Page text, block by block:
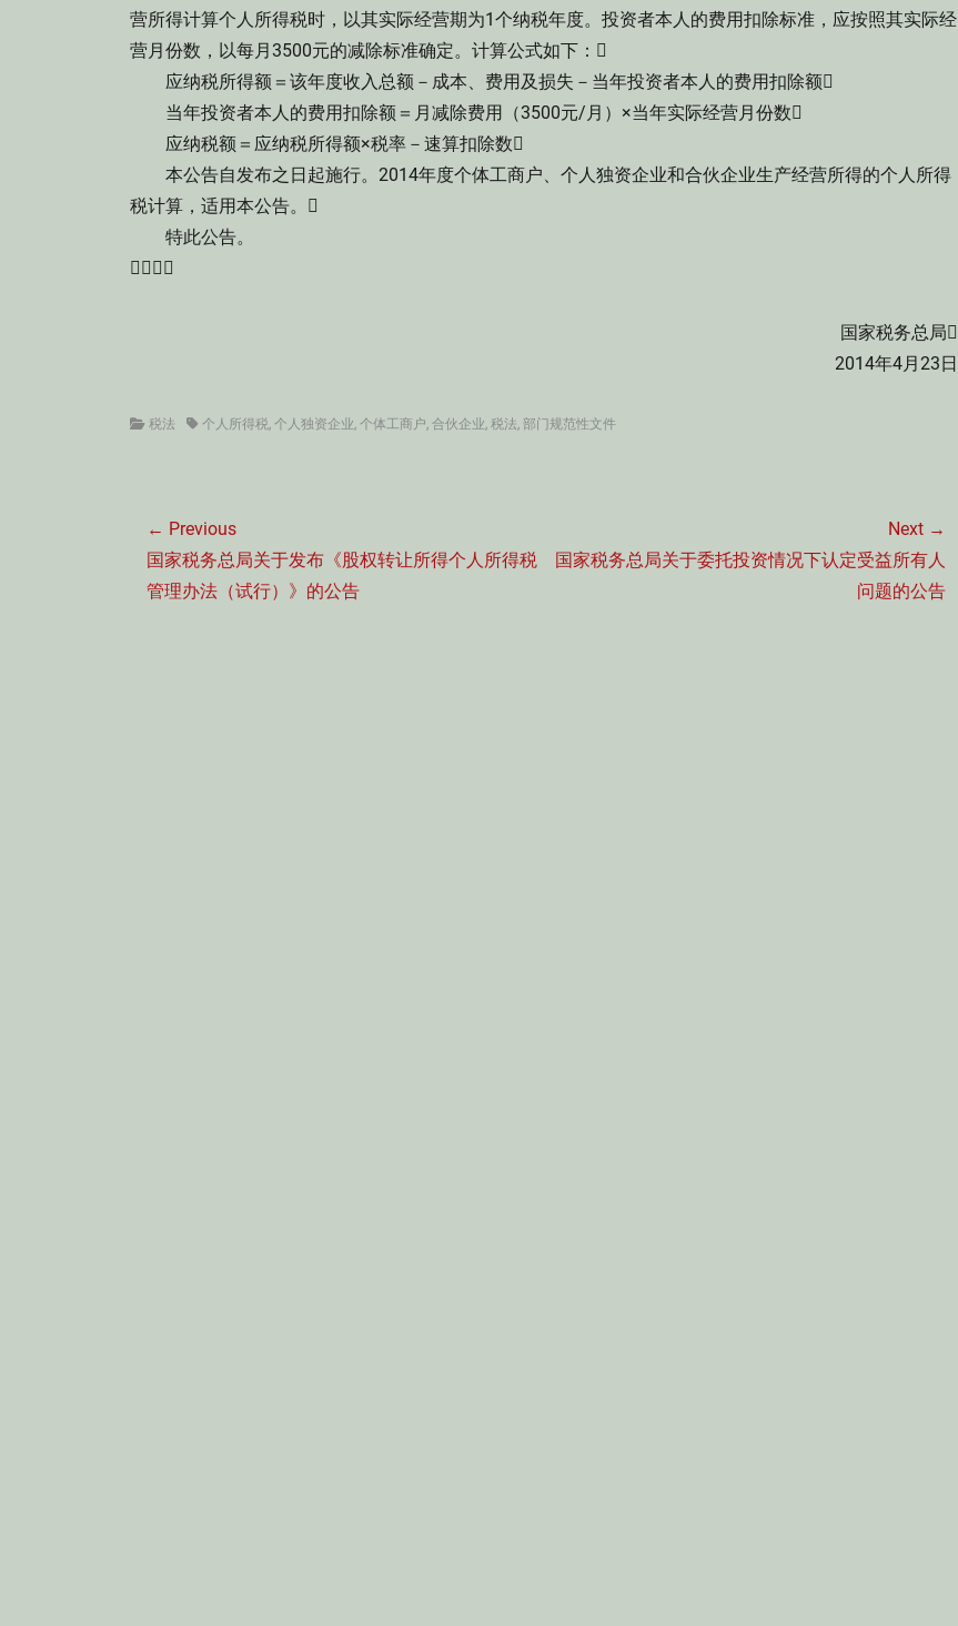
营所得计算个人所得税时，以其实际经营期为1个纳税年度。投资者本人的费用扣除标准，应按照其实际经
营月份数，以每月3500元的减除标准确定。计算公式如下：
应纳税所得额＝该年度收入总额－成本、费用及损失－当年投资者本人的费用扣除额
当年投资者本人的费用扣除额＝月减除费用（3500元/月）×当年实际经营月份数
应纳税额＝应纳税所得额×税率－速算扣除数
本公告自发布之日起施行。2014年度个体工商户、个人独资企业和合伙企业生产经营所得的个人所得
税计算，适用本公告。
特此公告。

国家税务总局
2014年4月23日
Categories
税法 Tags个人所得税, 个人独资企业, 个体工商户, 合伙企业, 税法, 部门规范性文件
章
导
航
← Previous
Previous
post:
国家税务总局关于发布《股权转让所得个人所得税
管理办法（试行）》的公告
Next →
Next
国家税务总局关于委托投资情况下认定受益所有人
问题的公告